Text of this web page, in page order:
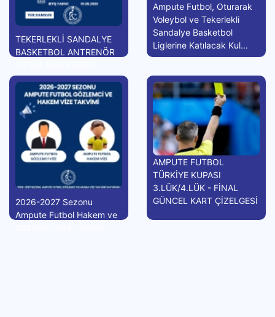
TEKERLEKLİ SANDALYE
BASKETBOL ANTRENÖR
Ampute Futbol, Oturarak
Voleybol ve Tekerlekli
Sandalye Basketbol
Liglerine Katılacak Kul...
2026-2027 Sezonu
Ampute Futbol Hakem ve
AMPUTE FUTBOL
TÜRKİYE KUPASI
3.LÜK/4.LÜK - FİNAL
GÜNCEL KART ÇİZELGESİ